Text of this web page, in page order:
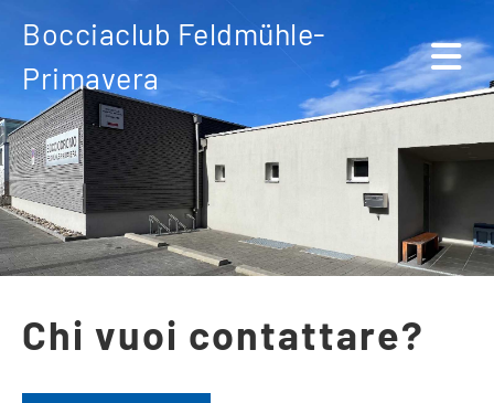
Bocciaclub Feldmühle-
Primavera
Chi vuoi contattare?